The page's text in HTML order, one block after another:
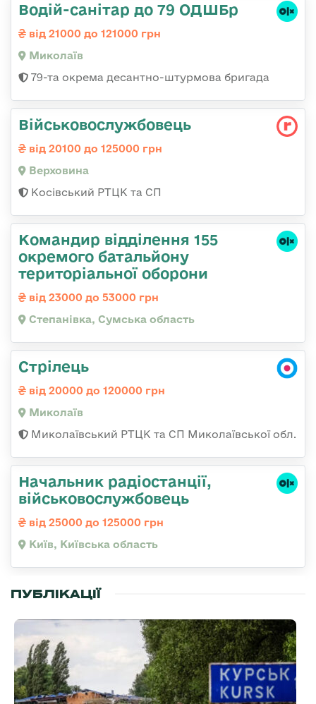
Водій-санітар до 79 ОДШБр
від 21000 до 121000 грн
Миколаїв
79-та окрема десантно-штурмова бригада
Військовослужбовець
від 20100 до 125000 грн
Верховина
Косівський РТЦК та СП
Командир відділення 155
окремого батальйону
територіальної оборони
від 23000 до 53000 грн
Степанівка, Сумська область
Стрілець
від 20000 до 120000 грн
Миколаїв
Миколаївський РТЦК та СП Миколаївської обл.
Начальник радіостанції,
військовослужбовець
від 25000 до 125000 грн
Київ, Київська область
ПУБЛІКАЦІЇ